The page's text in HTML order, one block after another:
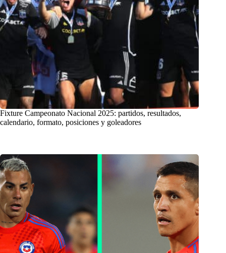
Fixture Campeonato Nacional 2025: partidos, resultados,
calendario, formato, posiciones y goleadores